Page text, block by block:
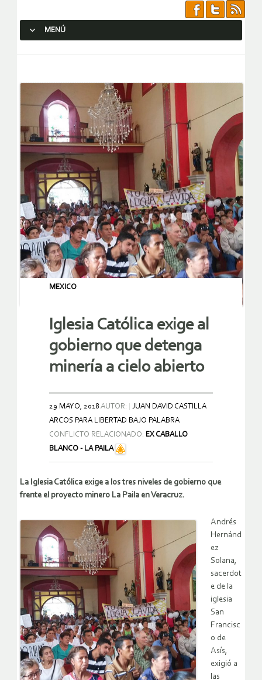
MENÚ
MEXICO
Iglesia Católica exige al
gobierno que detenga
minería a cielo abierto
29 MAYO, 2018 AUTOR:
JUAN DAVID CASTILLA
ARCOS PARA LIBERTAD BAJO PALABRA
CONFLICTO RELACIONADO: EX CABALLO
BLANCO - LA PAILA
La Iglesia Católica exige a los tres niveles de gobierno que
frente el proyecto minero La Paila en Veracruz.
Andrés
Hernánd
ez
Solana,
sacerdot
e de la
iglesia
San
Francisc
o de
Asís,
exigió a
las